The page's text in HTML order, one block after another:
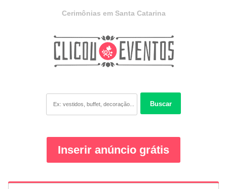
Cerimônias em Santa Catarina
Buscar
Inserir anúncio grátis